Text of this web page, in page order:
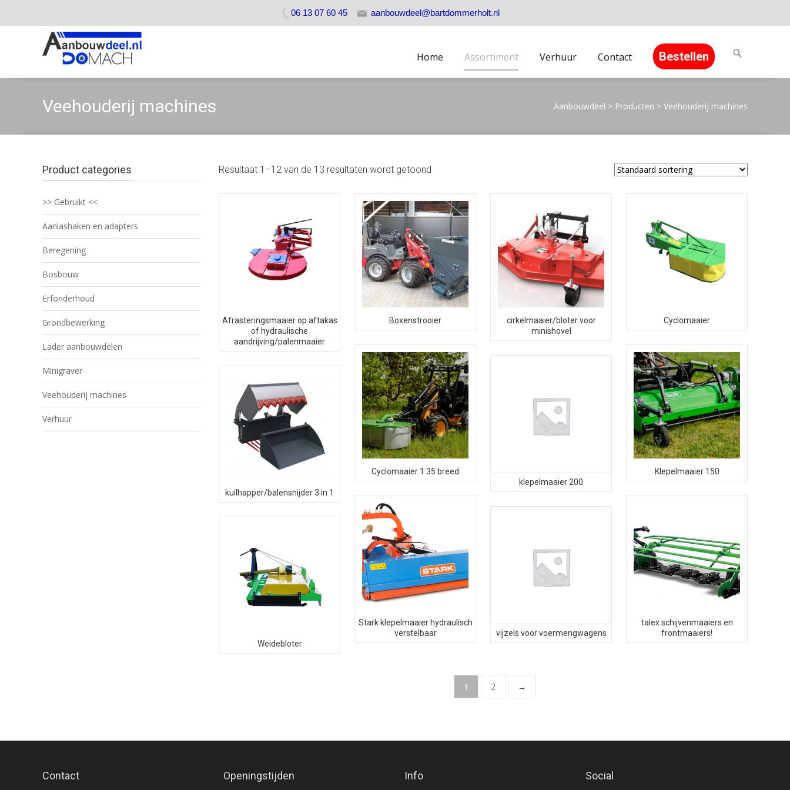
06 13 07 60 45 aanbouwdeel@bartdommerholt.nl
Home Assortiment Verhuur Contact Bestellen
Search
Veehouderij machines Aanbouwdeel > Producten > Veehouderij machines
Resultaat 1–12 van de 13 resultaten wordt getoond
Afrasteringsmaaier op aftakas
of hydraulische
aandrijving/palenmaaier
Boxenstrooier
cirkelmaaier/bloter voor
minishovel
Cyclomaaier
Cyclomaaier 1.35 breed
Klepelmaaier 150
klepelmaaier 200
kuilhapper/balensnijder 3 in 1
Stark klepelmaaier hydraulisch
verstelbaar
talex schijvenmaaiers en
frontmaaiers!
vijzels voor voermengwagens
Weidebloter
1 2 →
Product categories
>> Gebruikt <<
Aanlashaken en adapters
Beregening
Bosbouw
Erfonderhoud
Grondbewerking
Lader aanbouwdelen
Minigraver
Veehouderij machines
Verhuur
Contact Openingstijden Info Social